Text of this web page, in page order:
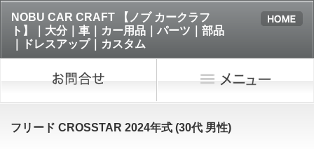
NOBU CAR CRAFT 【ノブ カークラフ
ト】｜大分｜車｜カー用品｜パーツ｜部品
｜ドレスアップ｜カスタム
フリード CROSSTAR 2024年式 (30代 男性)